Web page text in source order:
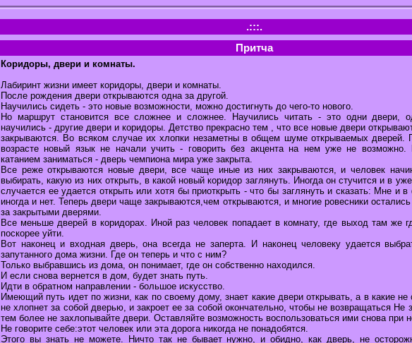
.:::.
Притча
Коридоры, двери и комнаты.
Лабиринт жизни имеет коридоры, двери и комнаты.
После рождения двери открываются одна за другой.
Научились сидеть - это новые возможности, можно достигнуть до чего-то нового.
Но маршрут становится все сложнее и сложнее. Научились читать - это одни двери,
научились - другие двери и коридоры. Детство прекрасно тем , что все новые двери
закрываются. Во всяком случае их хлопки незаметны в общем шуме открываемых дверей.
возрасте новый язык не начали учить - говорить без акцента на нем уже не
катанием заниматься - дверь чемпиона мира уже закрыта.
Все реже открываются новые двери, все чаще иные из них закрываются, и человек
выбирать, какую из них открыть, в какой новый коридор заглянуть. Иногда он стучится и в
случается ее удается открыть или хотя бы приоткрыть - что бы заглянуть и сказать: Мне и
иногда и нет. Теперь двери чаще закрываются,чем открываются, и многие ровесники
за закрытыми дверями.
Все меньше дверей в коридорах. Иной раз человек попадает в комнату, где выход там же
поскорее уйти.
Вот наконец и входная дверь, она всегда не заперта. И наконец человеку удается
запутанного дома жизни. Где он теперь и что с ним?
Только выбравшись из дома, он понимает, где он собственно находился.
И если снова вернется в дом, будет знать путь.
Идти в обратном направлении - большое искусство.
Имеющий путь идет по жизни, как по своему дому, знает какие двери открывать, а в какие не
не хлопнет за собой дверью, и закроет ее за собой окончательно, чтобы не возвращаться Не
тем более не захлопывайте двери. Оставляйте возможность воспользоваться ими снова при
Не говорите себе:этот человек или эта дорога никогда не понадобятся.
Этого вы знать не можете. Ничто так не бывает нужно, и обидно, как дверь, не